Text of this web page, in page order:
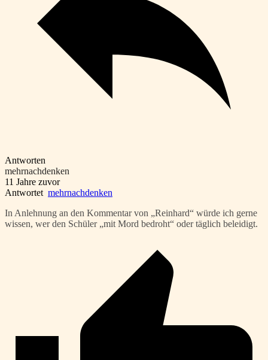
Antworten
mehrnachdenken
11 Jahre zuvor
Antwortet mehrnachdenken
In Anlehnung an den Kommentar von „Reinhard“ würde ich gerne
wissen, wer den Schüler „mit Mord bedroht“ oder täglich beleidigt.